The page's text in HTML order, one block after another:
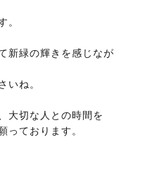
。
新緑の輝きを感じなが
いね。
大切な人との時間を
っております。